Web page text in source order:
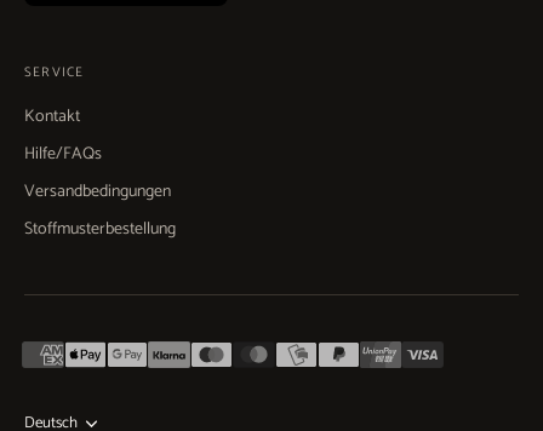
SERVICE
Kontakt
Hilfe/FAQs
Versandbedingungen
Stoffmusterbestellung
Sprache
Deutsch